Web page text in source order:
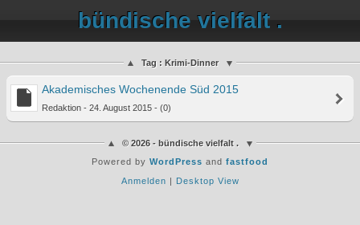
bündische vielfalt .
Tag : Krimi-Dinner
Akademisches Wochenende Süd 2015
Redaktion - 24. August 2015 - (0)
© 2026 - bündische vielfalt .
Powered by WordPress and fastfood
Anmelden | Desktop View